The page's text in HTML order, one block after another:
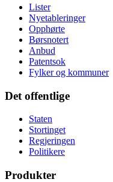
Lister
Nyetableringer
Opphørte
Børsnotert
Anbud
Patentsok
Fylker og kommuner
Det offentlige
Staten
Stortinget
Regjeringen
Politikere
Produkter